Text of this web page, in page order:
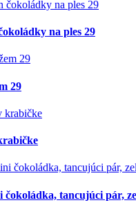
na ples 29
29
čokoládka, tancujúci pár,